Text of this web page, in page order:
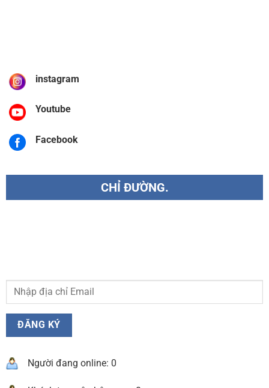
instagram
Youtube
Facebook
CHỈ ĐƯỜNG.
Người đang online: 0